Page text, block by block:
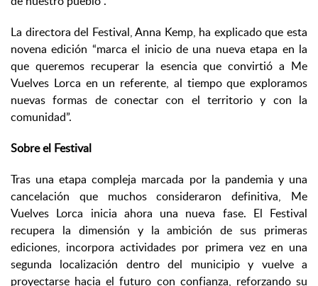
La directora del Festival, Anna Kemp, ha explicado que esta
novena edición “marca el inicio de una nueva etapa en la
que queremos recuperar la esencia que convirtió a Me
Vuelves Lorca en un referente, al tiempo que exploramos
nuevas formas de conectar con el territorio y con la
comunidad”.
Sobre el Festival
Tras una etapa compleja marcada por la pandemia y una
cancelación que muchos consideraron definitiva, Me
Vuelves Lorca inicia ahora una nueva fase. El Festival
recupera la dimensión y la ambición de sus primeras
ediciones, incorpora actividades por primera vez en una
segunda localización dentro del municipio y vuelve a
proyectarse hacia el futuro con confianza, reforzando su